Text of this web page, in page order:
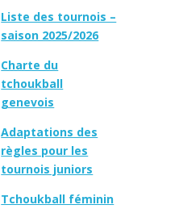
Liste des tournois –
saison 2025/2026
Charte du
tchoukball
genevois
Adaptations des
règles pour les
tournois juniors
Tchoukball féminin